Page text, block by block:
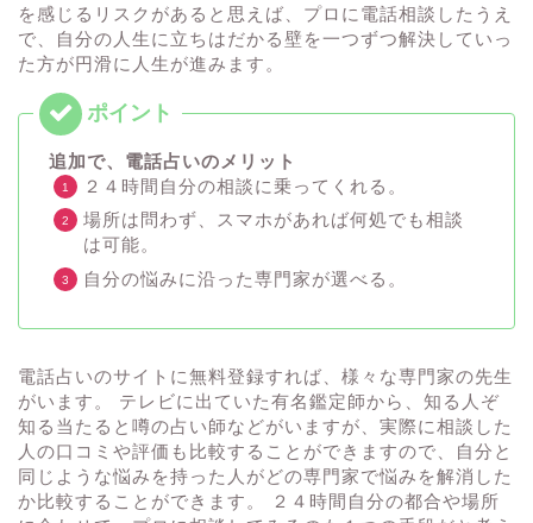
を感じるリスクがあると思えば、プロに電話相談したうえ
で、自分の人生に立ちはだかる壁を一つずつ解決していっ
た方が円滑に人生が進みます。
追加で、電話占いのメリット
２４時間自分の相談に乗ってくれる。
場所は問わず、スマホがあれば何処でも相談
は可能。
自分の悩みに沿った専門家が選べる。
電話占いのサイトに無料登録すれば、様々な専門家の先生
がいます。 テレビに出ていた有名鑑定師から、知る人ぞ
知る当たると噂の占い師などがいますが、実際に相談した
人の口コミや評価も比較することができますので、自分と
同じような悩みを持った人がどの専門家で悩みを解消した
か比較することができます。 ２４時間自分の都合や場所